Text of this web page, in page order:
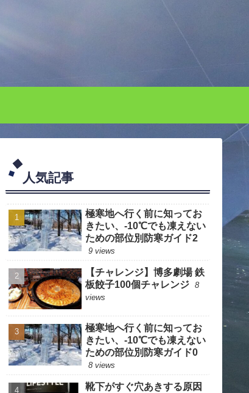
人気記事
極寒地へ行く前に知ってお
きたい、-10℃でも凍えない
ための部位別防寒ガイド2
9 views
【チャレンジ】博多劇場 鉄
板餃子100個チャレンジ 8
views
極寒地へ行く前に知ってお
きたい、-10℃でも凍えない
ための部位別防寒ガイド0
8 views
靴下がすぐ穴あきする原因